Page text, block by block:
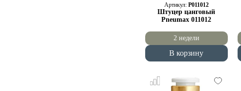
Артикул: P011012
Штуцер цанговый
Pneumax 011012
2 недели
В корзину